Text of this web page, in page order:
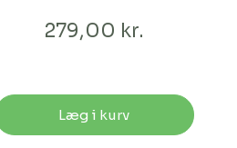
279,00 kr.
Læg i kurv